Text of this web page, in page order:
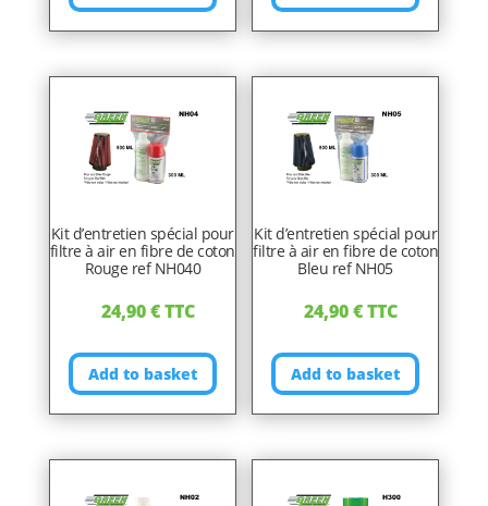
Kit d’entretien spécial pour
filtre à air en fibre de coton
Rouge ref NH040
24,90€TTC
Add to basket
Kit d’entretien spécial pour
filtre à air en fibre de coton
Bleu ref NH05
24,90€TTC
Add to basket